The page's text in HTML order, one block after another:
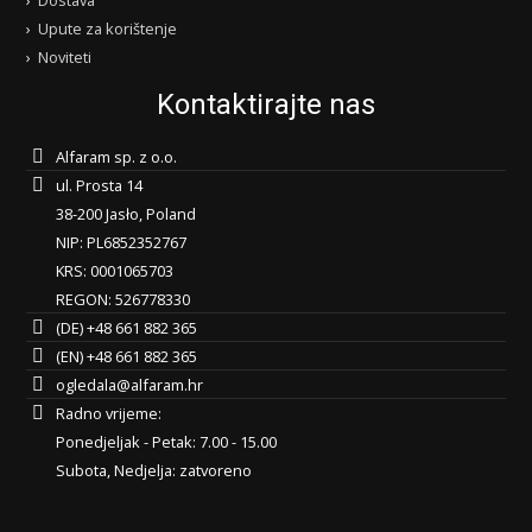
Upute za korištenje
Noviteti
Kontaktirajte nas
Alfaram sp. z o.o.
ul. Prosta 14
38-200 Jasło, Poland
NIP: PL6852352767
KRS: 0001065703
REGON: 526778330
(DE) +48 661 882 365
(EN) +48 661 882 365
ogledala@alfaram.hr
Radno vrijeme:
Ponedjeljak - Petak: 7.00 - 15.00
Subota, Nedjelja: zatvoreno